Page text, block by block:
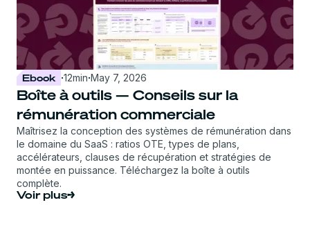
Ebook ·12min·May 7, 2026
Boîte à outils — Conseils sur la
rémunération commerciale
Maîtrisez la conception des systèmes de rémunération dans
le domaine du SaaS : ratios OTE, types de plans,
accélérateurs, clauses de récupération et stratégies de
montée en puissance. Téléchargez la boîte à outils
complète.
Voir plus